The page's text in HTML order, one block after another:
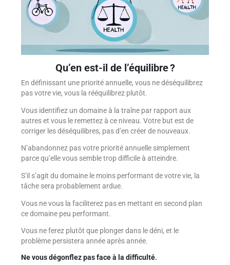
Qu’en est-il de l’équilibre ?
En définissant une priorité annuelle, vous ne déséquilibrez
pas votre vie, vous la rééquilibrez plutôt.
Vous identifiez un domaine à la traîne par rapport aux
autres et vous le remettez à ce niveau. Votre but est de
corriger les déséquilibres, pas d’en créer de nouveaux.
N’abandonnez pas votre priorité annuelle simplement
parce qu’elle vous semble trop difficile à atteindre.
S’il s’agit du domaine le moins performant de votre vie, la
tâche sera probablement ardue.
Vous ne vous la faciliterez pas en mettant en second plan
ce domaine peu performant.
Vous ne ferez plutôt que plonger dans le déni, et le
problème persistera année après année.
Ne vous dégonflez pas face à la difficulté.